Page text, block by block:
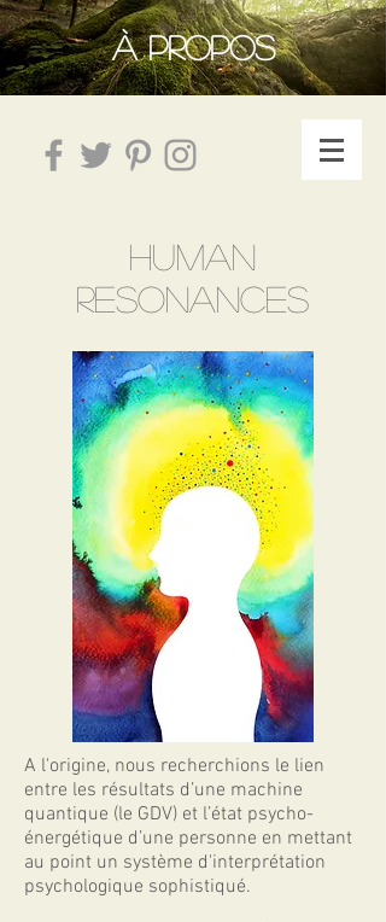
À PROPOS
HUMAN
RESONANCES
A l'origine, nous recherchions le lien
entre les résultats d’une machine
quantique (le GDV) et l’état psycho-
énergétique d’une personne en mettant
au point un système d'interprétation
psychologique sophistiqué.